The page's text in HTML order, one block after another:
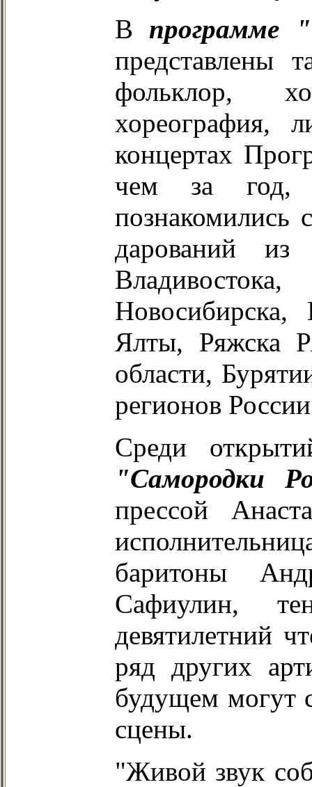
В программе
представлены
фольклор,
хореография,
концертах
чем за год,
познакомились
дарований из
Ялты, Ряжска
области,
регионов
Среди
"Самородки
прессой
баритоны
Сафиулин,
девятилетний
ряд других
будущем могут
сцены.
"Живой звук